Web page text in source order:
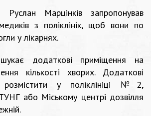
Руслан Марцінків запропонував
з поліклінік, щоб вони по
у лікарнях.
додаткові приміщення на
кількості хворих. Додаткові
у поліклініці №2,
або Міському центрі дозвілля